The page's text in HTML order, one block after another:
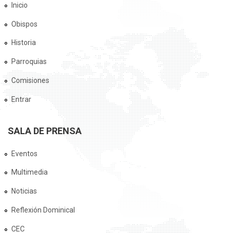
Inicio
Obispos
Historia
Parroquias
Comisiones
Entrar
SALA DE PRENSA
Eventos
Multimedia
Noticias
Reflexión Dominical
CEC